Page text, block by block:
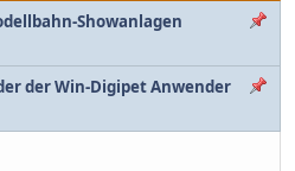
Showanlagen
der Win-Digipet Anwender